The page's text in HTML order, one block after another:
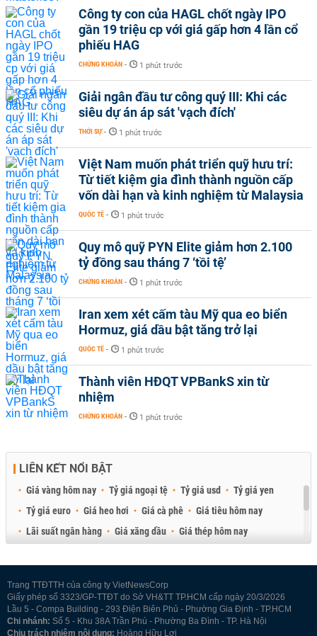
Công ty con của HAGL chốt ngày IPO
gần 19 triệu cp với giá gấp hơn 4 lần cổ
phiếu HAG
CHỨNG KHOÁN - 1 phút trước
Giải ngân đầu tư công quý III: Khi các
siêu dự án áp sát 'vạch đích'
THỜI SỰ - 1 phút trước
Việt Nam muốn phát triển quỹ hưu trí:
Từ tiết kiệm gia đình thành nguồn cấp
vốn dài hạn và kinh nghiệm từ Malaysia
QUỐC TẾ - 1 phút trước
Quy mô quỹ PYN Elite giảm hơn 2.100
tỷ đồng sau tháng 7 ‘tồi tệ’
CHỨNG KHOÁN - 1 phút trước
Iran xem xét cấm tàu Mỹ qua eo biển
Hormuz, giá dầu bật tăng trở lại
QUỐC TẾ - 1 phút trước
Thành viên HĐQT VPBankS xin từ
nhiệm
CHỨNG KHOÁN - 1 phút trước
LIÊN KẾT NỔI BẬT
Giá vàng hôm nay Tỷ giá ngoại tệ Tỷ giá usd
Tỷ giá yen
Tỷ giá euro
Giá heo hơi Giá cà phê
Giá tiêu hôm nay
Lãi suất ngân hàng
Giá xăng dầu
Giá thép hôm nay
Trang TTĐTTH của công ty VietNewsCorp
Giấy phép số 3323/GP-TTĐT do Sở VH&TT TP.HCM cấp ngày 20/3/2026
Lầu 5 - Compa Building - 293 Điện Biên Phủ - Phường Gia Định - TP.HCM
Chi nhánh: Số 5 - Khu 38A Trần Phú - Phường Ba Đình - TP. Hà Nội
Chịu trách nhiệm nội dung: Hoàng Hữu Lợi